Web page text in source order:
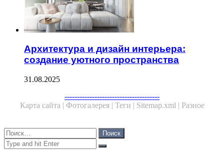
Архитектура и дизайн интерьера:
создание уютного пространства
31.08.2025
--------------------------------------
Карта сайта | Фотогалерея | Теги | Sitemap.xml | Разное
Close
Найти:
Close
Search